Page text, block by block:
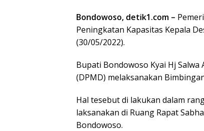
Bondowoso, detik1.com –
Peningkatan Kapasitas Kepala
(30/05/2022).
Bupati Bondowoso Kyai Hj
(DPMD) melaksanakan
Hal tesebut di lakukan dalam
laksanakan di Ruang Rapat
Bondowoso.